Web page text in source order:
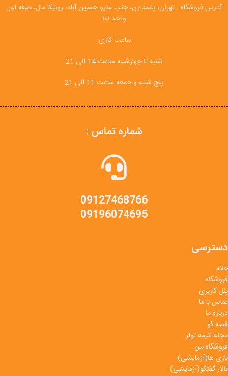
آدرس فروشگاه : تهران، پاسدارن، جنب مترو حسین آباد، رونیکا مال، طبقه اول
واحد ۱۰۱
ساعت کاری:
شنبه تا چهارشنبه ساعت 14 الی 21
پنج شنبه و جمعه ساعت 11 الی 21
شماره تماس :
09127468766
09196074695
دسترسی
خانه
فروشگاه
پنل کاربری
تماس با ما
درباره ما
قصه گو
مجله انیمه تولز
فروشگاه من
بازی ها(آزمایشی)
تالار گفتگو(آزمایشی)